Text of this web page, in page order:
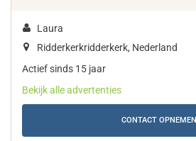
Laura
Ridderkerkridderkerk, Nederland
Actief sinds 15 jaar
Bekijk alle advertenties
CONTACT OPNEMEN